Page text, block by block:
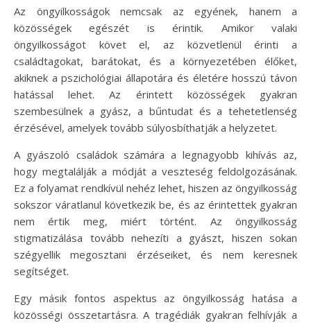
Az öngyilkosságok nemcsak az egyének, hanem a
közösségek egészét is érintik. Amikor valaki
öngyilkosságot követ el, az közvetlenül érinti a
családtagokat, barátokat, és a környezetében élőket,
akiknek a pszichológiai állapotára és életére hosszú távon
hatással lehet. Az érintett közösségek gyakran
szembesülnek a gyász, a bűntudat és a tehetetlenség
érzésével, amelyek tovább súlyosbíthatják a helyzetet.
A gyászoló családok számára a legnagyobb kihívás az,
hogy megtalálják a módját a veszteség feldolgozásának.
Ez a folyamat rendkívül nehéz lehet, hiszen az öngyilkosság
sokszor váratlanul következik be, és az érintettek gyakran
nem értik meg, miért történt. Az öngyilkosság
stigmatizálása tovább nehezíti a gyászt, hiszen sokan
szégyellik megosztani érzéseiket, és nem keresnek
segítséget.
Egy másik fontos aspektus az öngyilkosság hatása a
közösségi összetartásra. A tragédiák gyakran felhívják a